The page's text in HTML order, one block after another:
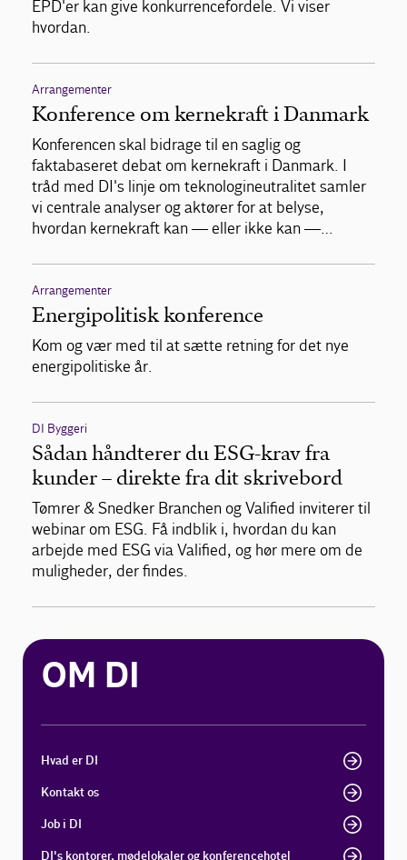
EPD'er kan give konkurrencefordele. Vi viser
hvordan.
Arrangementer
Konference om kernekraft i Danmark
Konferencen skal bidrage til en saglig og
faktabaseret debat om kernekraft i Danmark. I
tråd med DI's linje om teknologineutralitet samler
vi centrale analyser og aktører for at belyse,
hvordan kernekraft kan — eller ikke kan —…
Arrangementer
Energipolitisk konference
Kom og vær med til at sætte retning for det nye
energipolitiske år.
DI Byggeri
Sådan håndterer du ESG-krav fra
kunder – direkte fra dit skrivebord
Tømrer & Snedker Branchen og Valified inviterer til
webinar om ESG. Få indblik i, hvordan du kan
arbejde med ESG via Valified, og hør mere om de
muligheder, der findes.
OM DI
Hvad er DI
Kontakt os
Job i DI
DI's kontorer, mødelokaler og konferencehotel